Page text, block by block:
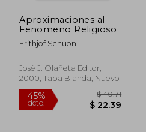
Aproximaciones al
Fenomeno Religioso
Frithjof Schuon
José J. Olañeta Editor,
2000, Tapa Blanda, Nuevo